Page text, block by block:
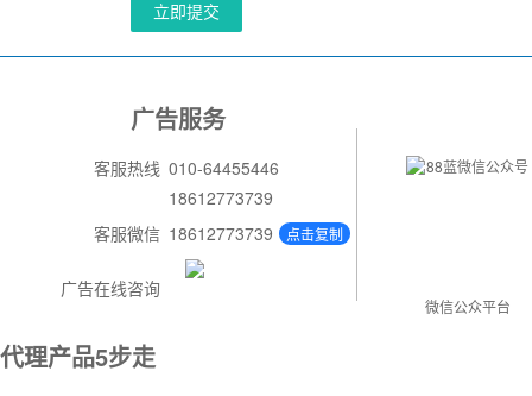
立即提交
广告服务
客服热线
客服微信
广告在线咨询
010-64455446
18612773739
18612773739
点击复制
微信公众平台
代理产品5步走